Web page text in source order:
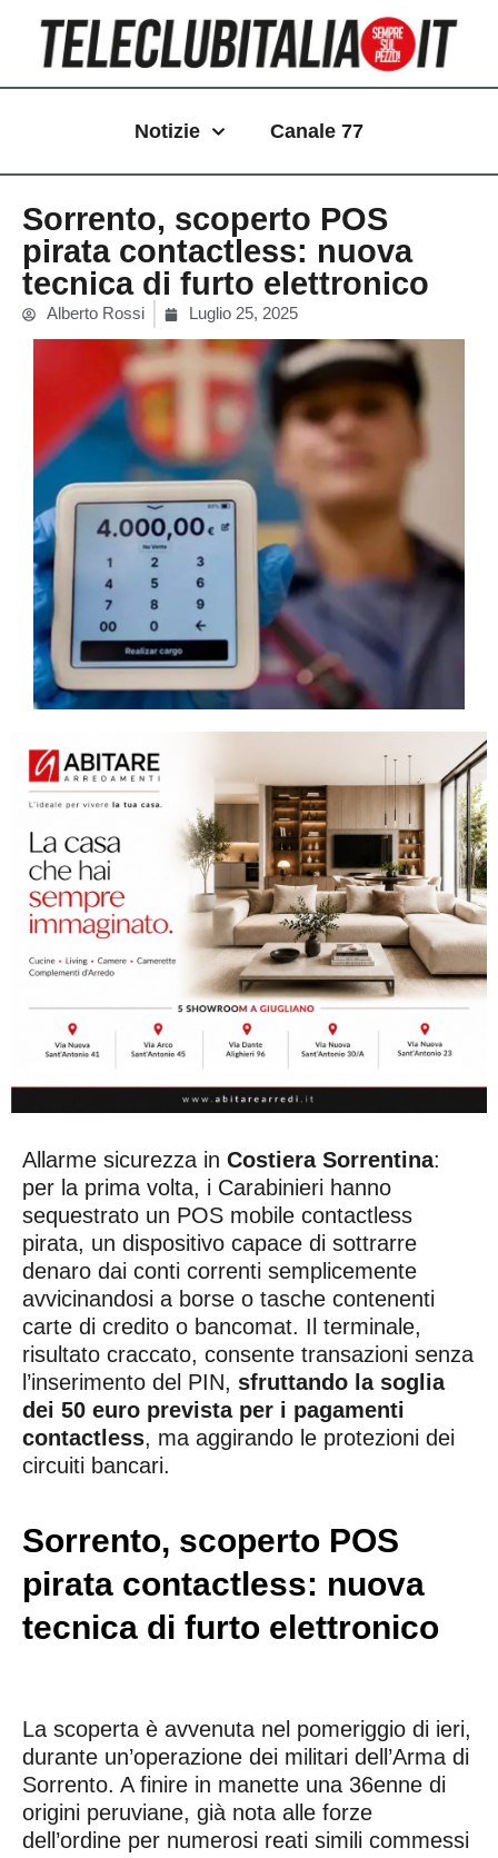
contenuto
Notizie Canale 77
Sorrento, scoperto POS
pirata contactless: nuova
tecnica di furto elettronico
Alberto Rossi Luglio 25, 2025
Allarme sicurezza in Costiera Sorrentina:
per la prima volta, i Carabinieri hanno
sequestrato un POS mobile contactless
pirata, un dispositivo capace di sottrarre
denaro dai conti correnti semplicemente
avvicinandosi a borse o tasche contenenti
carte di credito o bancomat. Il terminale,
risultato craccato, consente transazioni senza
l’inserimento del PIN, sfruttando la soglia
dei 50 euro prevista per i pagamenti
contactless, ma aggirando le protezioni dei
circuiti bancari.
Sorrento, scoperto POS
pirata contactless: nuova
tecnica di furto elettronico
La scoperta è avvenuta nel pomeriggio di ieri,
durante un’operazione dei militari dell’Arma di
Sorrento. A finire in manette una 36enne di
origini peruviane, già nota alle forze
dell’ordine per numerosi reati simili commessi